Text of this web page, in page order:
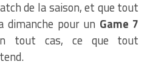
de la saison, et que tout
dimanche pour un Game 7
en tout cas, ce que tout